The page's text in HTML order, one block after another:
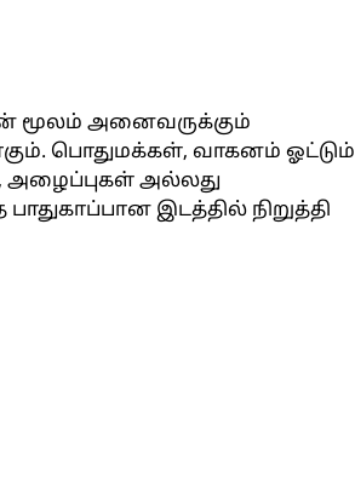
மூலம் அனைவருக்கும்
பொதுமக்கள், வாகனம் ஓட்டும்
அல்லது
இடத்தில் நிறுத்தி